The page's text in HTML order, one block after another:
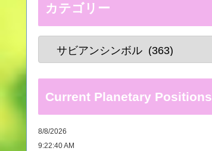
カテゴリー
Current Planetary Positions
8/8/2026
9:22:40 AM